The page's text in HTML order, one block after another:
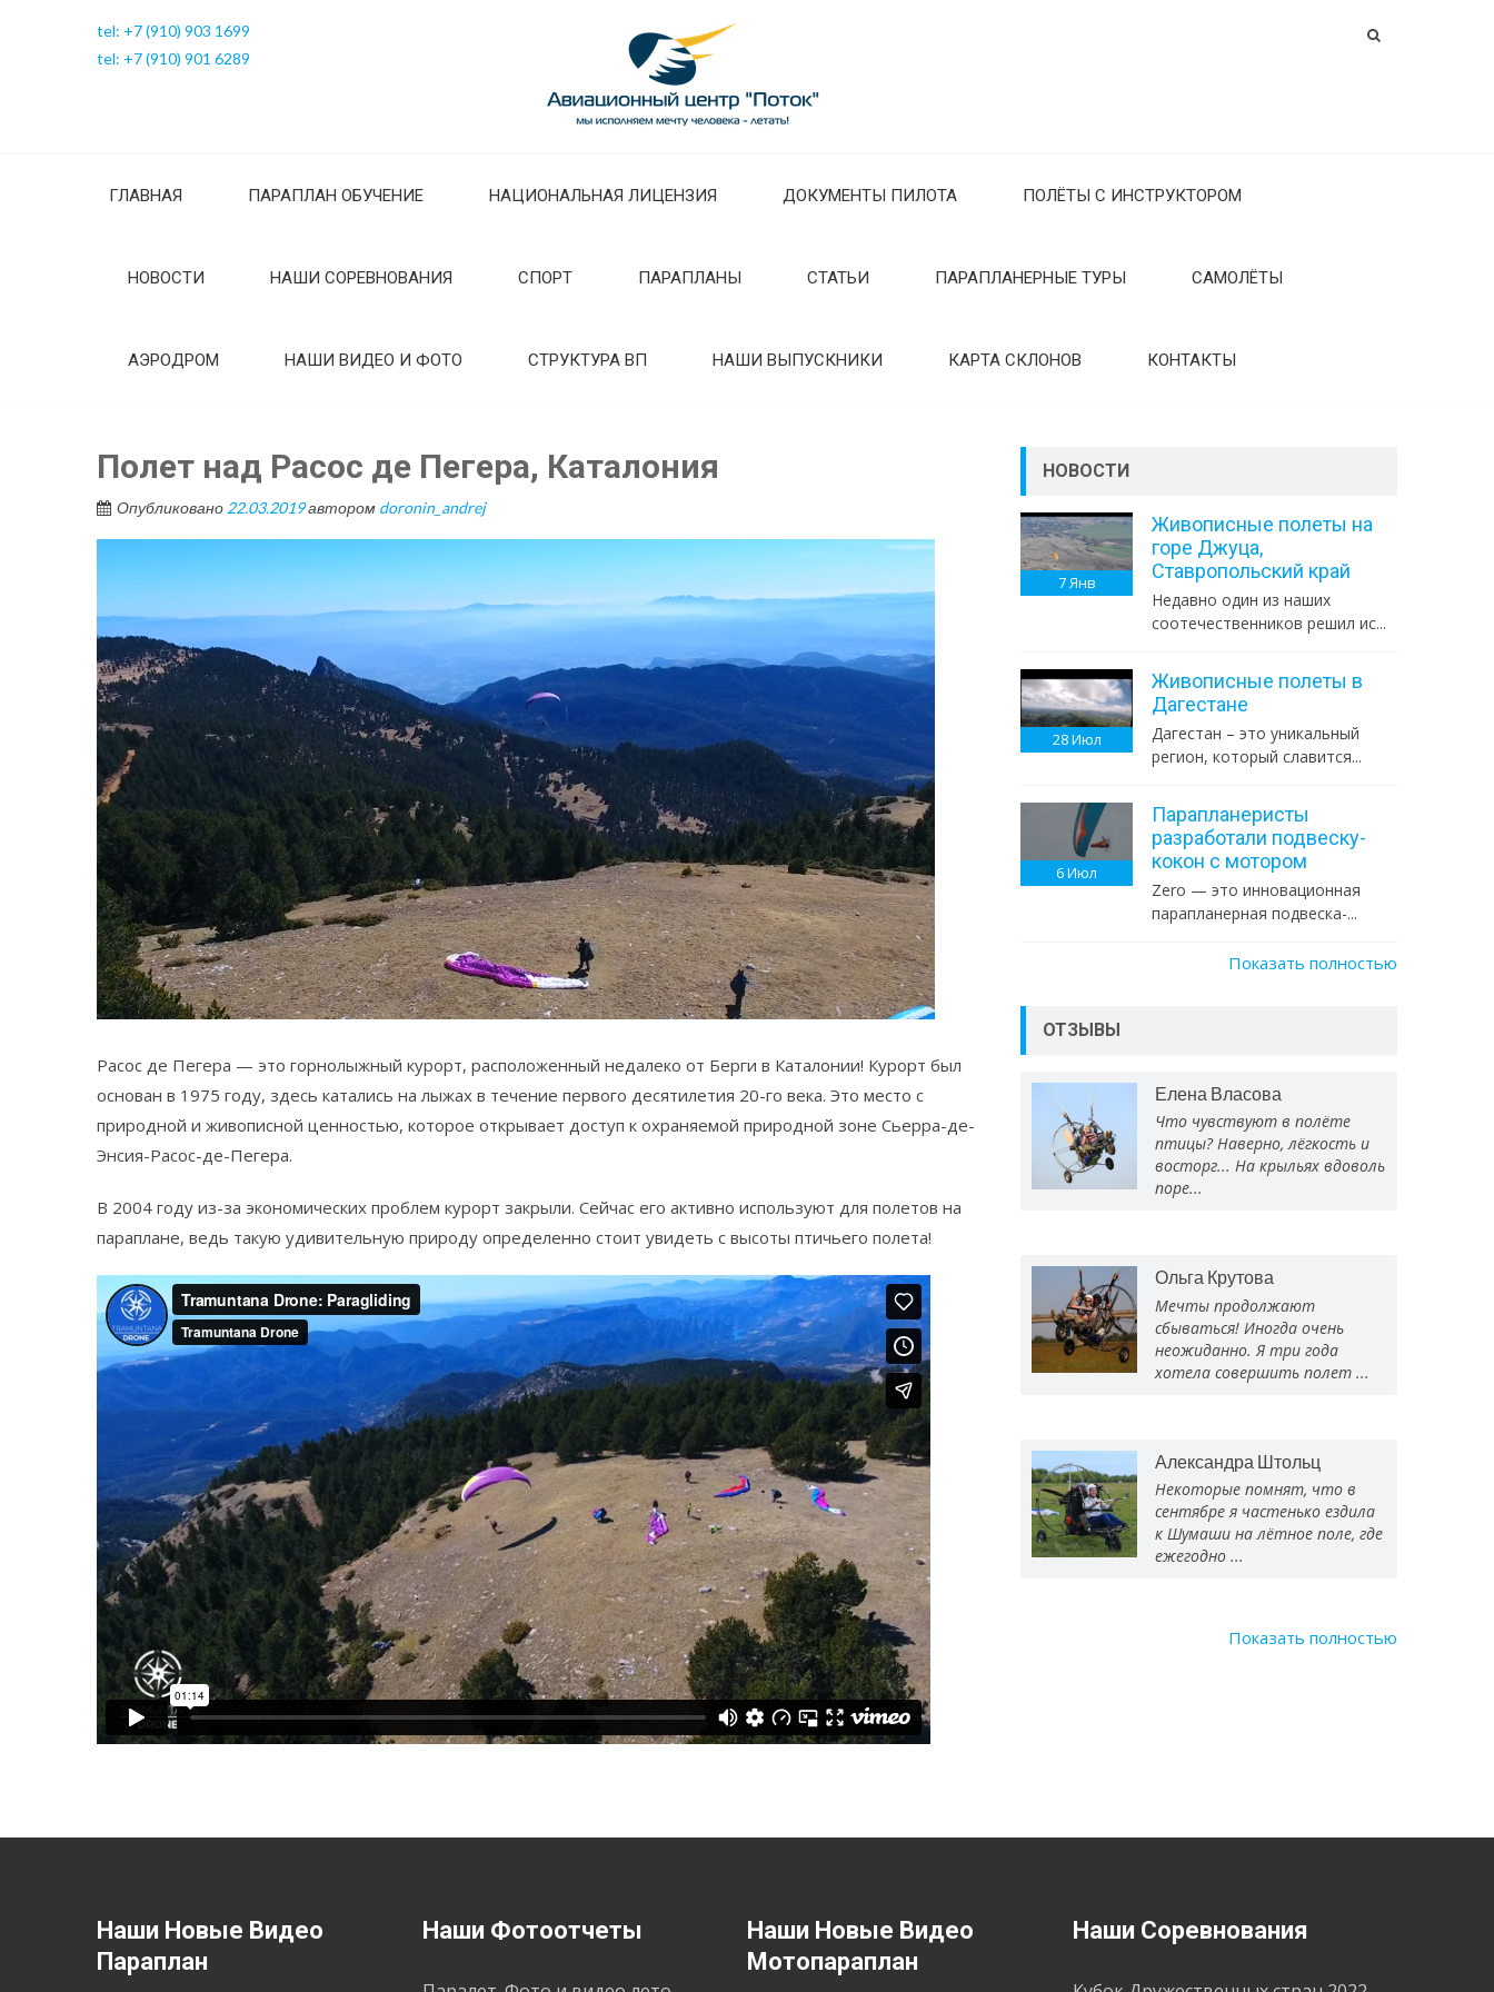
tel: +7 (910) 903 1699
tel: +7 (910) 901 6289
ГЛАВНАЯ ПАРАПЛАН ОБУЧЕНИЕ НАЦИОНАЛЬНАЯ ЛИЦЕНЗИЯ ДОКУМЕНТЫ ПИЛОТА ПОЛЁТЫ С ИНСТРУКТОРОМ
НОВОСТИ НАШИ СОРЕВНОВАНИЯ СПОРТ ПАРАПЛАНЫ СТАТЬИ ПАРАПЛАНЕРНЫЕ ТУРЫ САМОЛЁТЫ
АЭРОДРОМ НАШИ ВИДЕО И ФОТО СТРУКТУРА ВП НАШИ ВЫПУСКНИКИ КАРТА СКЛОНОВ КОНТАКТЫ
Полет над Расос де Пегера, Каталония
Опубликовано 22.03.2019автором doronin_andrej
Расос де Пегера — это горнолыжный курорт, расположенный недалеко от Берги в Каталонии! Курорт был
основан в 1975 году, здесь катались на лыжах в течение первого десятилетия 20-го века. Это место с
природной и живописной ценностью, которое открывает доступ к охраняемой природной зоне Сьерра-де-
Энсия-Расос-де-Пегера.
В 2004 году из-за экономических проблем курорт закрыли. Сейчас его активно используют для полетов на
параплане, ведь такую удивительную природу определенно стоит увидеть с высоты птичьего полета!
НОВОСТИ
7Янв
Живописные полеты на
горе Джуца,
Ставропольский край
Недавно один из наших
соотечественников решил ис...
28Июл
Живописные полеты в
Дагестане
Дагестан – это уникальный
регион, который славится...
6Июл
Парапланеристы
разработали подвеску-
кокон с мотором
Zero — это инновационная
парапланерная подвеска-...
Показать полностью
ОТЗЫВЫ
Елена Власова
Что чувствуют в полёте
птицы? Наверно, лёгкость и
восторг... На крыльях вдоволь
поре...
Ольга Крутова
Мечты продолжают
сбываться! Иногда очень
неожиданно. Я три года
хотела совершить полет ...
Александра Штольц
Некоторые помнят, что в
сентябре я частенько ездила
к Шумаши на лётное поле, где
ежегодно ...
Показать полностью
Наши Новые Видео
Параплан
Наши Фотоотчеты
Наши Новые Видео
Мотопараплан
Наши Соревнования